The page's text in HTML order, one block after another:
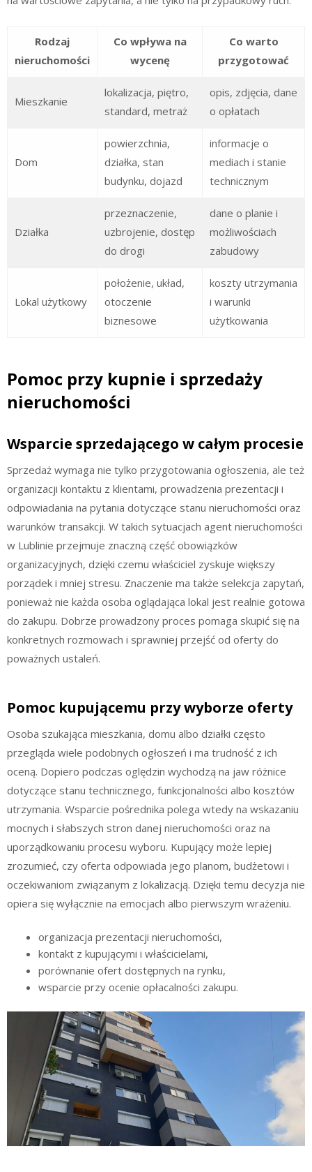
Rodzaj
nieruchomości
Co wpływa na
wycenę
Co warto
przygotować
Mieszkanie
lokalizacja, piętro,
standard, metraż
opis, zdjęcia, dane
o opłatach
Dom
powierzchnia,
działka, stan
budynku, dojazd
informacje o
mediach i stanie
technicznym
Działka
przeznaczenie,
uzbrojenie, dostęp
do drogi
dane o planie i
możliwościach
zabudowy
Lokal użytkowy
położenie, układ,
otoczenie
biznesowe
koszty utrzymania
i warunki
użytkowania
Pomoc przy kupnie i sprzedaży
nieruchomości
Wsparcie sprzedającego w całym procesie
Sprzedaż wymaga nie tylko przygotowania ogłoszenia, ale też
organizacji kontaktu z klientami, prowadzenia prezentacji i
odpowiadania na pytania dotyczące stanu nieruchomości oraz
warunków transakcji. W takich sytuacjach agent nieruchomości
w Lublinie przejmuje znaczną część obowiązków
organizacyjnych, dzięki czemu właściciel zyskuje większy
porządek i mniej stresu. Znaczenie ma także selekcja zapytań,
ponieważ nie każda osoba oglądająca lokal jest realnie gotowa
do zakupu. Dobrze prowadzony proces pomaga skupić się na
konkretnych rozmowach i sprawniej przejść od oferty do
poważnych ustaleń.
Pomoc kupującemu przy wyborze oferty
Osoba szukająca mieszkania, domu albo działki często
przegląda wiele podobnych ogłoszeń i ma trudność z ich
oceną. Dopiero podczas oględzin wychodzą na jaw różnice
dotyczące stanu technicznego, funkcjonalności albo kosztów
utrzymania. Wsparcie pośrednika polega wtedy na wskazaniu
mocnych i słabszych stron danej nieruchomości oraz na
uporządkowaniu procesu wyboru. Kupujący może lepiej
zrozumieć, czy oferta odpowiada jego planom, budżetowi i
oczekiwaniom związanym z lokalizacją. Dzięki temu decyzja nie
opiera się wyłącznie na emocjach albo pierwszym wrażeniu.
organizacja prezentacji nieruchomości,
kontakt z kupującymi i właścicielami,
porównanie ofert dostępnych na rynku,
wsparcie przy ocenie opłacalności zakupu.